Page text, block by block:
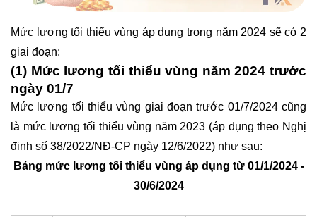
Mức lương tối thiểu vùng áp dụng trong năm 2024 sẽ có 2
giai đoạn:
(1) Mức lương tối thiểu vùng năm 2024 trước
ngày 01/7
Mức lương tối thiểu vùng giai đoạn trước 01/7/2024 cũng
là mức lương tối thiểu vùng năm 2023 (áp dụng theo Nghị
định số 38/2022/NĐ-CP ngày 12/6/2022) như sau:
Bảng mức lương tối thiểu vùng áp dụng từ 01/1/2024 -
30/6/2024